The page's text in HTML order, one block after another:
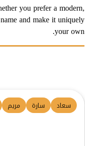
you prefer a modern,
and make it uniquely
your own.
سعاد سارة مريم